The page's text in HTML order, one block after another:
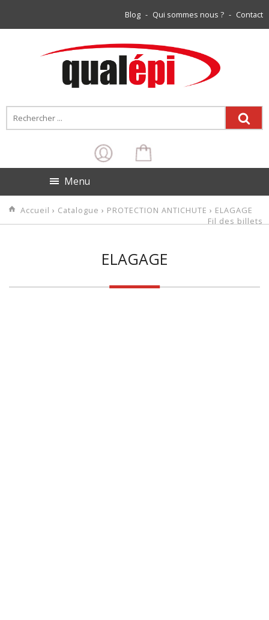
Blog - Qui sommes nous ? - Contact
Menu
Accueil › Catalogue › PROTECTION ANTICHUTE › ELAGAGE
Fil des billets
ELAGAGE